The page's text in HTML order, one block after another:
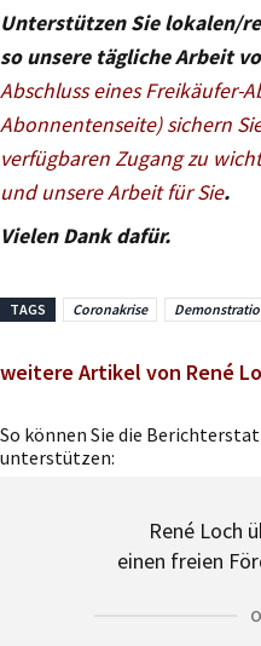
Unterstützen Sie lokalen/
so unsere tägliche Arbeit
Abschluss eines Freikäufer-
Abonnentenseite) sichern
verfügbaren Zugang zu
und unsere Arbeit für Sie.
Vielen Dank dafür.
TAGS Coronakrise
weitere Artikel von René
So können Sie die
unterstützen:
René Loch
einen freien